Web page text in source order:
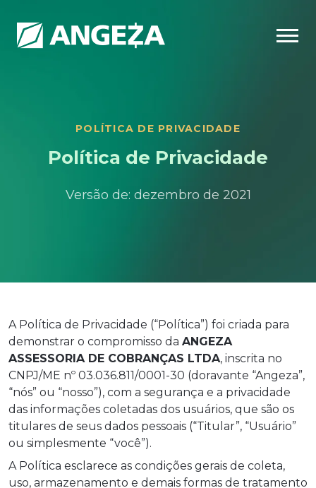
POLÍTICA DE PRIVACIDADE
Política de Privacidade
Versão de: dezembro de 2021
A Política de Privacidade (“Política”) foi criada para
demonstrar o compromisso da ANGEZA
ASSESSORIA DE COBRANÇAS LTDA, inscrita no
CNPJ/ME nº 03.036.811/0001-30 (doravante “Angeza”,
“nós” ou “nosso”), com a segurança e a privacidade
das informações coletadas dos usuários, que são os
titulares de seus dados pessoais (“Titular”, “Usuário”
ou simplesmente “você”).
A Política esclarece as condições gerais de coleta,
uso, armazenamento e demais formas de tratamento